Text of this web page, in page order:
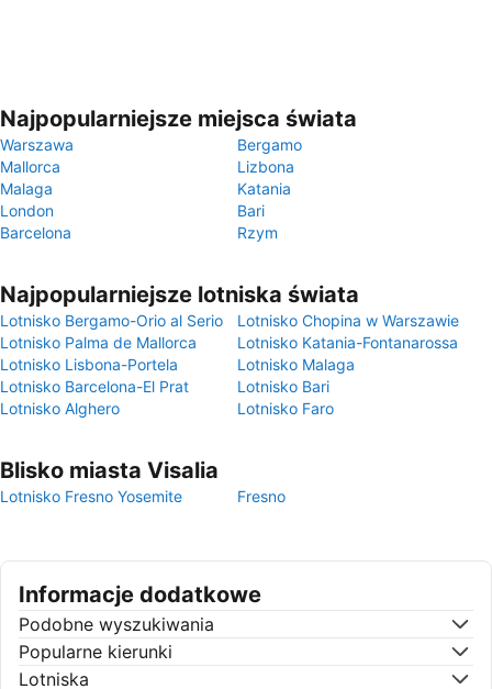
Najpopularniejsze miejsca świata
Warszawa
Bergamo
Mallorca
Lizbona
Malaga
Katania
London
Bari
Barcelona
Rzym
Najpopularniejsze lotniska świata
Lotnisko Bergamo-Orio al Serio
Lotnisko Chopina w Warszawie
Lotnisko Palma de Mallorca
Lotnisko Katania-Fontanarossa
Lotnisko Lisbona-Portela
Lotnisko Malaga
Lotnisko Barcelona-El Prat
Lotnisko Bari
Lotnisko Alghero
Lotnisko Faro
Blisko miasta Visalia
Lotnisko Fresno Yosemite Fresno
Informacje dodatkowe
Podobne wyszukiwania
Popularne kierunki
Lotniska